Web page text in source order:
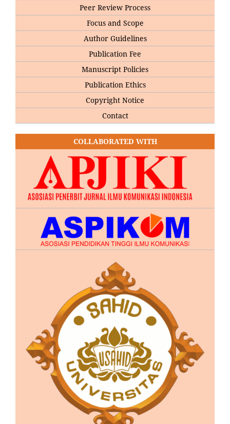
Peer Review Process
Focus and Scope
Author Guidelines
Publication Fee
Manuscript Policies
Publication Ethics
Copyright Notice
Contact
COLLABORATED WITH